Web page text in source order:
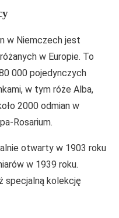
w Niemczech jest
w Europie. To
000 pojedynczych
w tym róże Alba,
2000 odmian w
Rosarium.
otwarty w 1903 roku
w 1939 roku.
specjalną kolekcję